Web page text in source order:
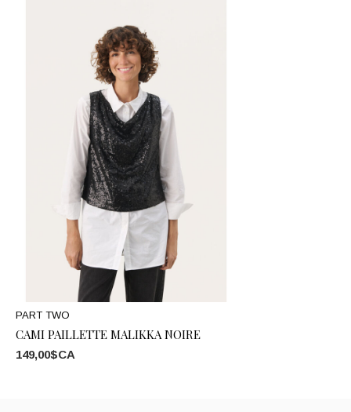
PART TWO
CAMI PAILLETTE MALIKKA NOIRE
149,00$CA